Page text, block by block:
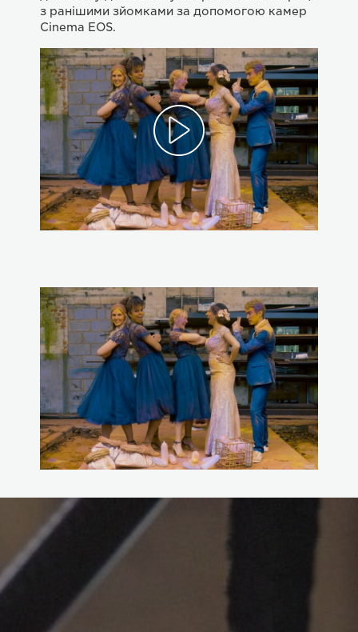
з ранішими зйомками за допомогою камер
Cinema EOS.